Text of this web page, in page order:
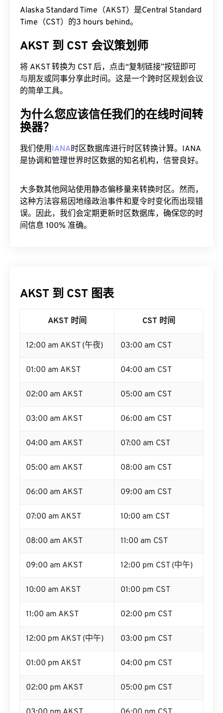
Alaska Standard Time（AKST）是Central Standard
Time（CST）的3 hours behind。
AKST 到 CST 会议策划师
将 AKST 转换为 CST 后，点击“复制链接”按钮即可
与朋友或同事分享此时间。这是一个跨时区规划会议
的简单工具。
为什么您应该信任我们的在线时间转
换器？
我们使用IANA时区数据库进行时区转换计算。IANA
是协调和管理世界时区数据的知名机构，信誉良好。
大多数其他网站使用静态偏移量来转换时区。然而，
这种方法容易因地缘政治事件和夏令时变化而出现错
误。因此，我们会定期更新时区数据库，确保您的时
间信息 100% 准确。
AKST 到 CST 图表
AKST 时间 CST 时间
12:00 am AKST (午夜) 03:00 am CST
01:00 am AKST 04:00 am CST
02:00 am AKST 05:00 am CST
03:00 am AKST 06:00 am CST
04:00 am AKST 07:00 am CST
05:00 am AKST 08:00 am CST
06:00 am AKST 09:00 am CST
07:00 am AKST 10:00 am CST
08:00 am AKST 11:00 am CST
09:00 am AKST 12:00 pm CST (中午)
10:00 am AKST 01:00 pm CST
11:00 am AKST 02:00 pm CST
12:00 pm AKST (中午) 03:00 pm CST
01:00 pm AKST 04:00 pm CST
02:00 pm AKST 05:00 pm CST